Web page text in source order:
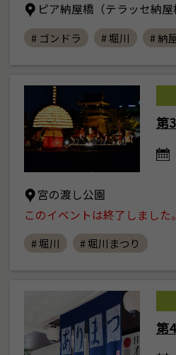
ピア納屋橋（テラッセ納屋
# ゴンドラ # 堀川 # 納
第
宮の渡し公園
このイベントは終了しました。
# 堀川 # 堀川まつり
第